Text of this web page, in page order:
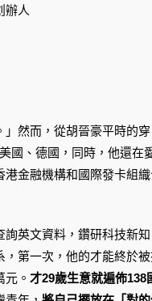
辦人
然而，從胡晉豪平時的穿
國、德國，同時，他還在
金融機構和國際發卡組
英文資料，鑽研科技新知
第一次，他的才能終於
。 才29歲生意就遍佈138